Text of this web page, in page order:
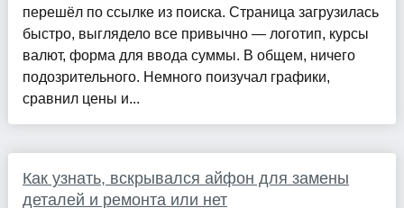
перешёл по ссылке из поиска. Страница загрузилась
быстро, выглядело все привычно — логотип, курсы
валют, форма для ввода суммы. В общем, ничего
подозрительного. Немного поизучал графики,
сравнил цены и...
Как узнать, вскрывался айфон для замены
деталей и ремонта или нет